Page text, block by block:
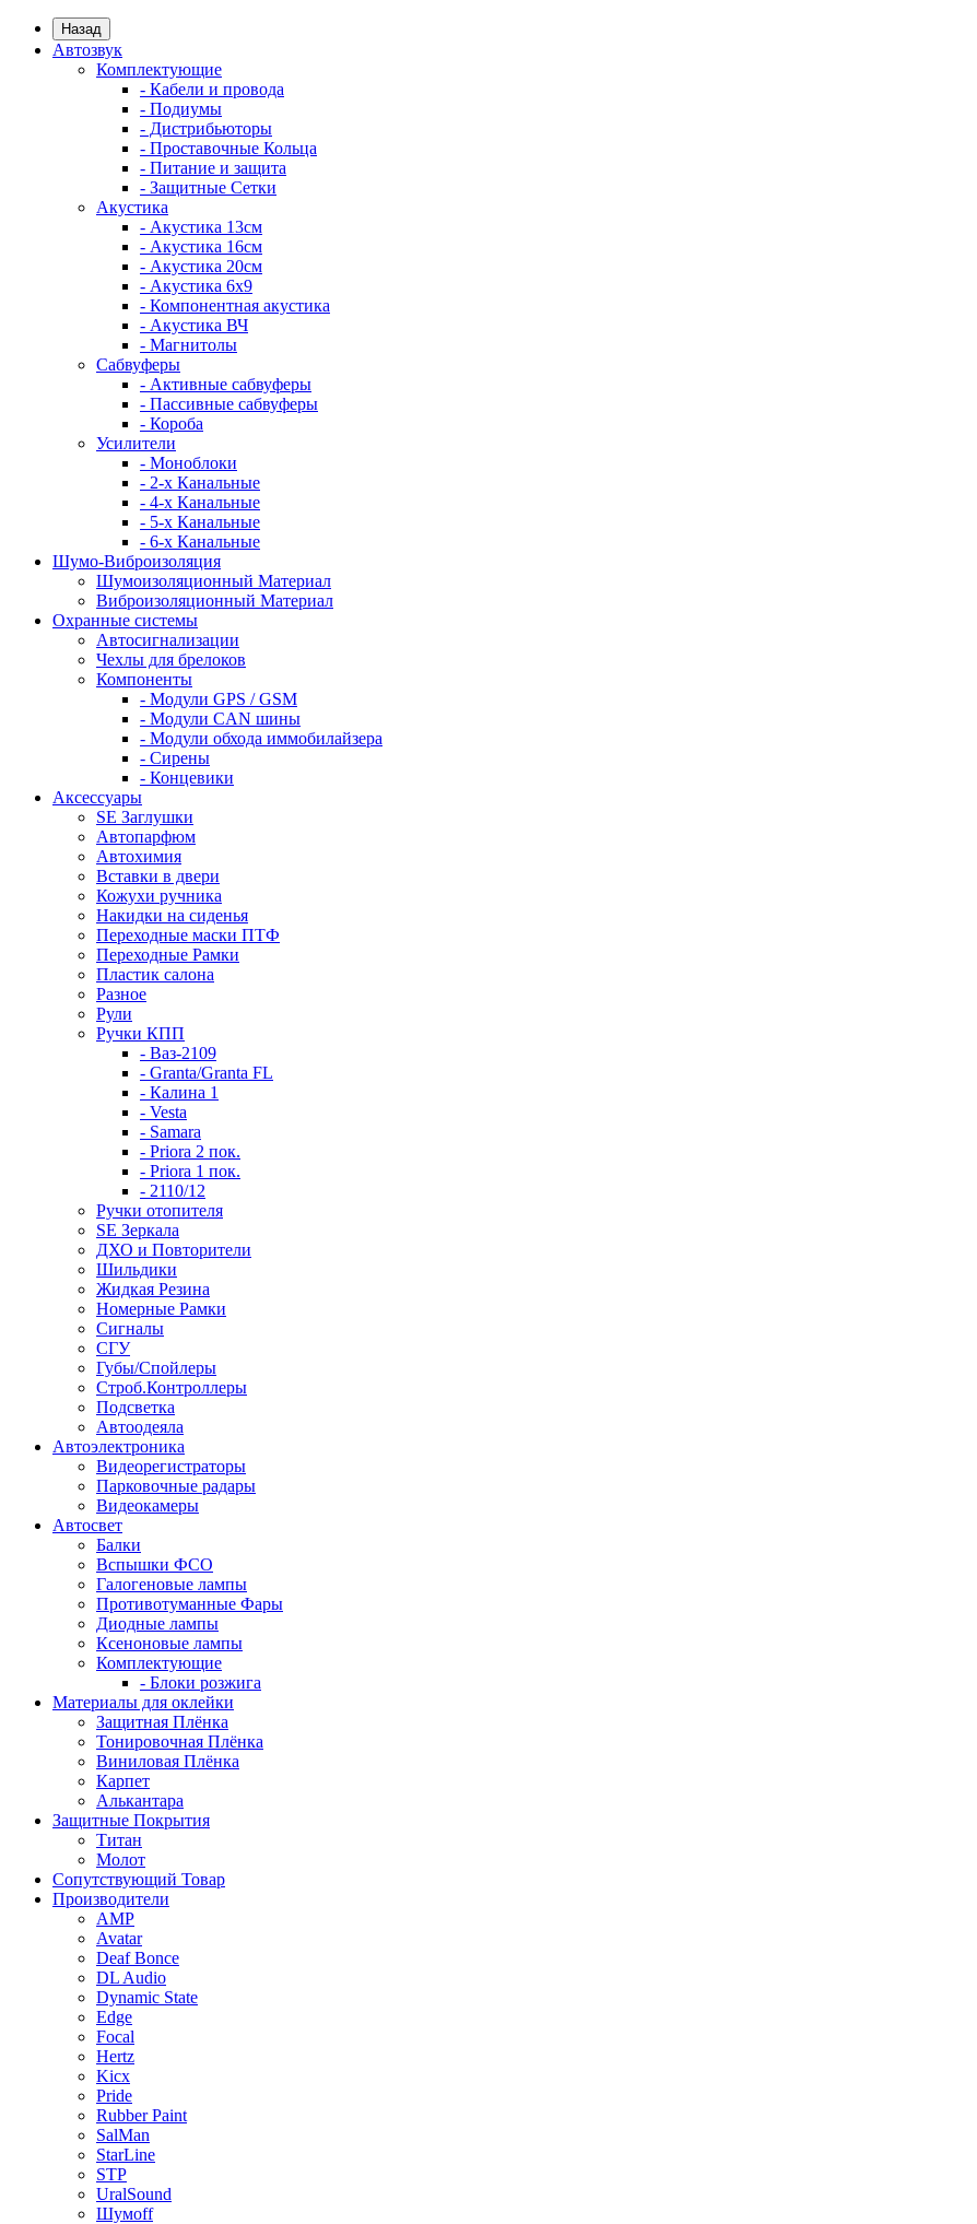
Назад
Автозвук
Комплектующие
- Кабели и провода
- Подиумы
- Дистрибьюторы
- Проставочные Кольца
- Питание и защита
- Защитные Сетки
Акустика
- Акустика 13см
- Акустика 16см
- Акустика 20см
- Акустика 6x9
- Компонентная акустика
- Акустика ВЧ
- Магнитолы
Сабвуферы
- Активные сабвуферы
- Пассивные сабвуферы
- Короба
Усилители
- Моноблоки
- 2-х Канальные
- 4-х Канальные
- 5-х Канальные
- 6-х Канальные
Шумо-Виброизоляция
Шумоизоляционный Материал
Виброизоляционный Материал
Охранные системы
Автосигнализации
Чехлы для брелоков
Компоненты
- Модули GPS / GSM
- Модули CAN шины
- Модули обхода иммобилайзера
- Сирены
- Концевики
Аксессуары
SE Заглушки
Автопарфюм
Автохимия
Вставки в двери
Кожухи ручника
Накидки на сиденья
Переходные маски ПТФ
Переходные Рамки
Пластик салона
Разное
Рули
Ручки КПП
- Ваз-2109
- Granta/Granta FL
- Калина 1
- Vesta
- Samara
- Priora 2 пок.
- Priora 1 пок.
- 2110/12
Ручки отопителя
SE Зеркала
ДХО и Повторители
Шильдики
Жидкая Резина
Номерные Рамки
Сигналы
СГУ
Губы/Спойлеры
Строб.Контроллеры
Подсветка
Автоодеяла
Автоэлектроника
Видеорегистраторы
Парковочные радары
Видеокамеры
Автосвет
Балки
Вспышки ФСО
Галогеновые лампы
Противотуманные Фары
Диодные лампы
Ксеноновые лампы
Комплектующие
- Блоки розжига
Материалы для оклейки
Защитная Плёнка
Тонировочная Плёнка
Виниловая Плёнка
Карпет
Алькантара
Защитные Покрытия
Титан
Молот
Сопутствующий Товар
Производители
AMP
Avatar
Deaf Bonce
DL Audio
Dynamic State
Edge
Focal
Hertz
Kicx
Pride
Rubber Paint
SalMan
StarLine
STP
UralSound
Шумoff